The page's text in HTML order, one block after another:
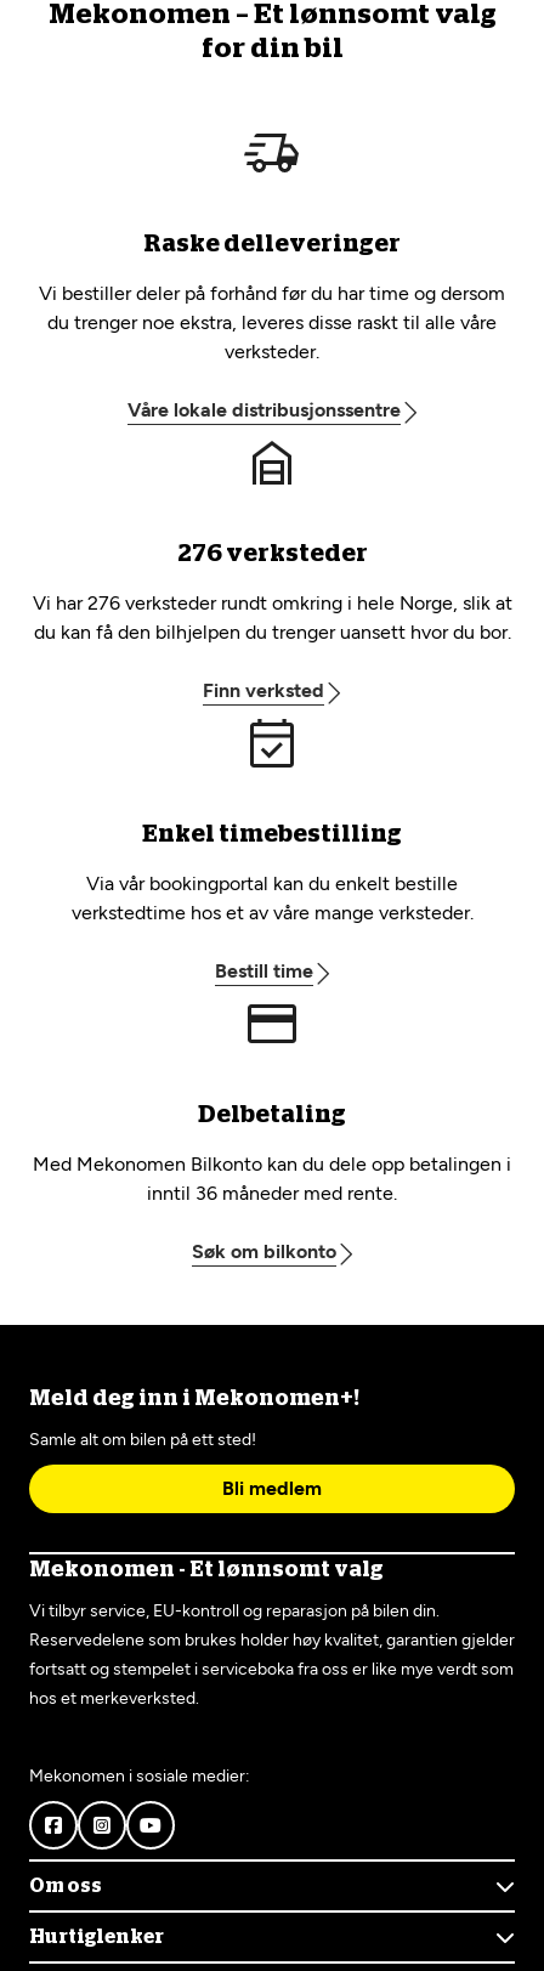
Mekonomen – Et lønnsomt valg
for din bil
Raske delleveringer
Vi bestiller deler på forhånd før du har time og dersom
du trenger noe ekstra, leveres disse raskt til alle våre
verksteder.
Våre lokale distribusjonssentre
276 verksteder
Vi har 276 verksteder rundt omkring i hele Norge, slik at
du kan få den bilhjelpen du trenger uansett hvor du bor.
Finn verksted
Enkel timebestilling
Via vår bookingportal kan du enkelt bestille
verkstedtime hos et av våre mange verksteder.
Bestill time
Delbetaling
Med Mekonomen Bilkonto kan du dele opp betalingen i
inntil 36 måneder med rente.
Søk om bilkonto
Meld deg inn i Mekonomen+!
Samle alt om bilen på ett sted!
Bli medlem
Mekonomen - Et lønnsomt valg
Vi tilbyr service, EU-kontroll og reparasjon på bilen din.
Reservedelene som brukes holder høy kvalitet, garantien gjelder
fortsatt og stempelet i serviceboka fra oss er like mye verdt som
hos et merkeverksted.
Mekonomen i sosiale medier:
Om oss
Om Mekonomen
Mekonomens historie
Hurtiglenker